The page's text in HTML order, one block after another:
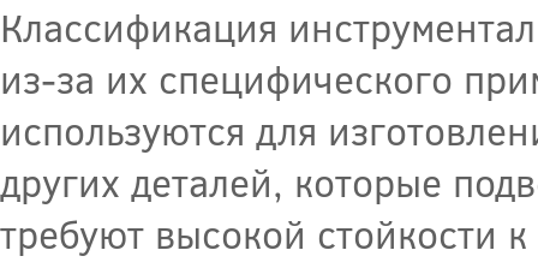
Классификация
из-за их специфического
используются для
других деталей, которые
требуют высокой стойкости